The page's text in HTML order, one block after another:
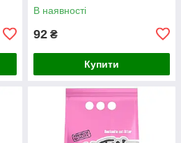
В наявності
92 ₴
Купити